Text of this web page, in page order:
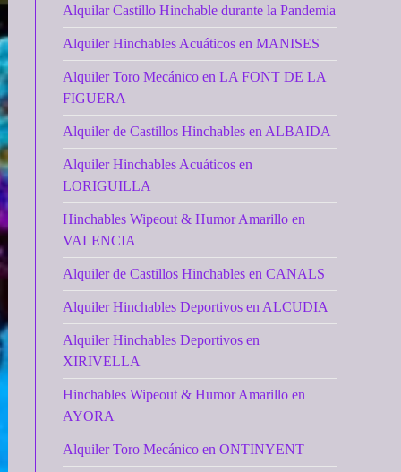
Alquilar Castillo Hinchable durante la Pandemia
Alquiler Hinchables Acuáticos en MANISES
Alquiler Toro Mecánico en LA FONT DE LA
FIGUERA
Alquiler de Castillos Hinchables en ALBAIDA
Alquiler Hinchables Acuáticos en
LORIGUILLA
Hinchables Wipeout & Humor Amarillo en
VALENCIA
Alquiler de Castillos Hinchables en CANALS
Alquiler Hinchables Deportivos en ALCUDIA
Alquiler Hinchables Deportivos en
XIRIVELLA
Hinchables Wipeout & Humor Amarillo en
AYORA
Alquiler Toro Mecánico en ONTINYENT